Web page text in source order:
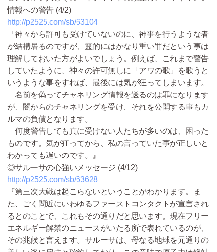
情報への警告 (4/2)
http://p2525.com/sb/63104
『神々から許可も受けていないのに、神事を行うような者
が結構居るのですが、霊的にはかなり重い罪だという事は
理解しておいた方がよいでしょう。例えば、これまで警告
していたように、神々の許可無しに「アワの歌」を歌うと
いうような事をすれば、最後には気が狂ってしまいます。
名前を偽ってチャネリング情報を送るのは罪になります
が、闇からのチャネリングを受け、それを公開する事もカ
ルマの負債となります。
何度警告しても真に受けない人たちが多いのは、困った
ものです。気が狂ってから、私の言っていた事が正しいと
わかっても遅いのです。』
◎サルーサの心強いメッセージ (4/12)
http://p2525.com/sb/63628
『第三次大戦は起こらないということがわかります。ま
た、ごく間近にいわゆるファーストコンタクトが宣言され
るとのことで、これもその通りだと思います。現在フリー
エネルギー解禁のニュースがいたる所で表れているのが、
その兆候と言えます。サルーサは、母なる地球を元通りの